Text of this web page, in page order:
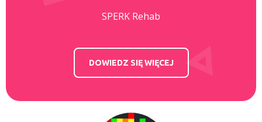
SPERK Rehab
DOWIEDZ SIĘ WIĘCEJ